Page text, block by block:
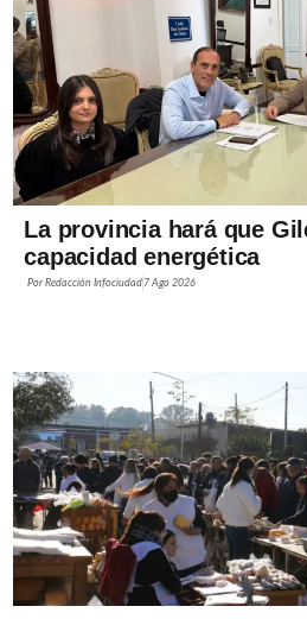
La provincia hará que
capacidad energética
PorRedacción Infociudad 7 Ago 2026